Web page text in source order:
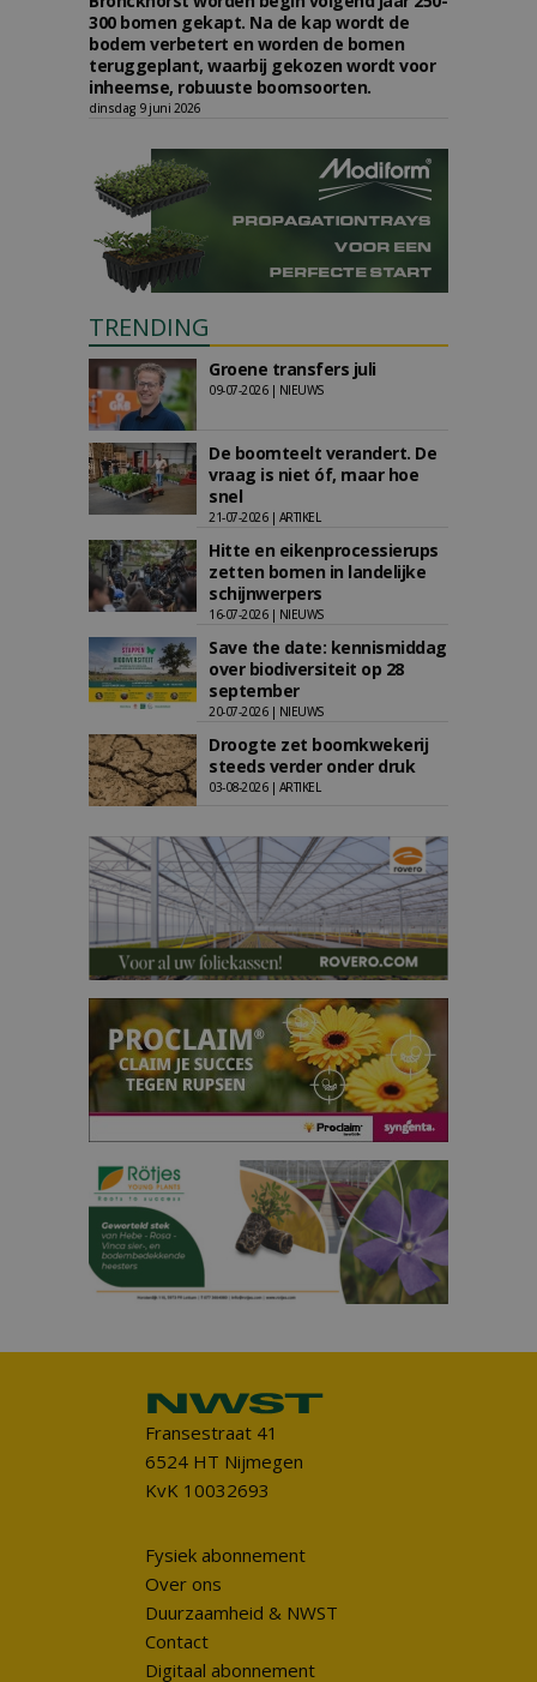
300 bomen gekapt. Na de kap wordt de
bodem verbetert en worden de bomen
teruggeplant, waarbij gekozen wordt voor
inheemse, robuuste boomsoorten.
dinsdag 9 juni 2026
TRENDING
Groene transfers juli
09-07-2026 | NIEUWS
De boomteelt verandert. De
vraag is niet óf, maar hoe
snel
21-07-2026 | ARTIKEL
Hitte en eikenprocessierups
zetten bomen in landelijke
schijnwerpers
16-07-2026 | NIEUWS
Save the date: kennismiddag
over biodiversiteit op 28
september
20-07-2026 | NIEUWS
Droogte zet boomkwekerij
steeds verder onder druk
03-08-2026 | ARTIKEL
Fransestraat 41
6524 HT Nijmegen
KvK 10032693
Fysiek abonnement
Over ons
Duurzaamheid & NWST
Contact
Digitaal abonnement